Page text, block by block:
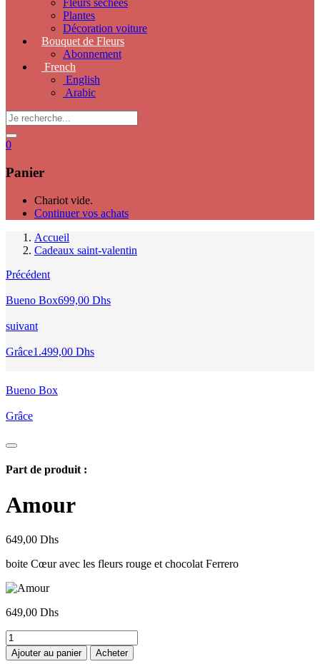
Fleurs séchées
Plantes
Décoration voiture
Bouquet de Fleurs
Abonnement
French
English
Arabic
0
Panier
Chariot vide.
Continuer vos achats
Accueil
Cadeaux saint-valentin
Précédent
Bueno Box699,00 Dhs
suivant
Grâce1.499,00 Dhs
Bueno Box
Grâce
Part de produit :
Amour
649,00 Dhs
boite Cœur avec les fleurs rouge et chocolat Ferrero
649,00 Dhs
quantité
de
Amour
Ajouter au panier Acheter